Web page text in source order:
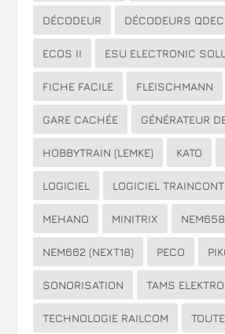
DÉCODEUR DÉCODEURS
ECOS II ESU ELECTRONIC
FICHE FACILE FLEISCHMANN
GARE CACHÉE GÉNÉRATEUR
HOBBYTRAIN (LEMKE) KATO
LOGICIEL LOGICIEL
MEHANO MINITRIX
NEM662 (NEXT18) PECO
SONORISATION TAMS
TECHNOLOGIE RAILCOM